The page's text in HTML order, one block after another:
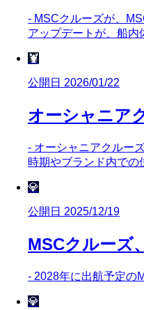
- MSCクルーズが、
アップデートが、船内
🦞
公開日 2026/01/22
オーシャニア
- オーシャニアクルー
時期やブランド内での
💎
公開日 2025/12/19
MSCクルーズ
- 2028年に出航予定の
💎